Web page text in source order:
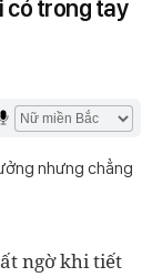
có trong tay
nhưng chẳng
ngờ khi tiết